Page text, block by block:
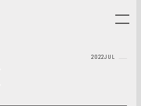
2022JUL